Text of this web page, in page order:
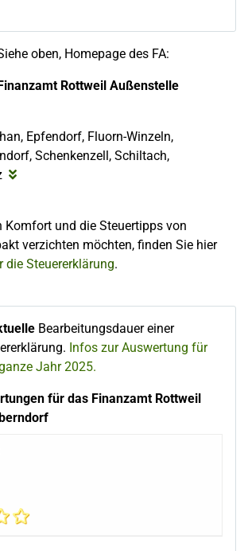
oben, Homepage des FA:
Rottweil Außenstelle
Epfendorf, Fluorn-Winzeln,
Schenkenzell, Schiltach,
Komfort und die Steuertipps von
verzichten möchten, finden Sie hier
die Steuererklärung.
Bearbeitungsdauer einer
Infos zur Auswertung für
Jahr 2025.
für das Finanzamt Rottweil